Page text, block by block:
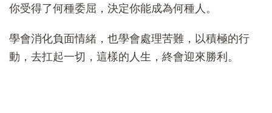
你受得了何種委屈，決定你能成為何種人。
學會消化負面情緒，也學會處理苦難，以積極的行
動，去扛起一切，這樣的人生，終會迎來勝利。